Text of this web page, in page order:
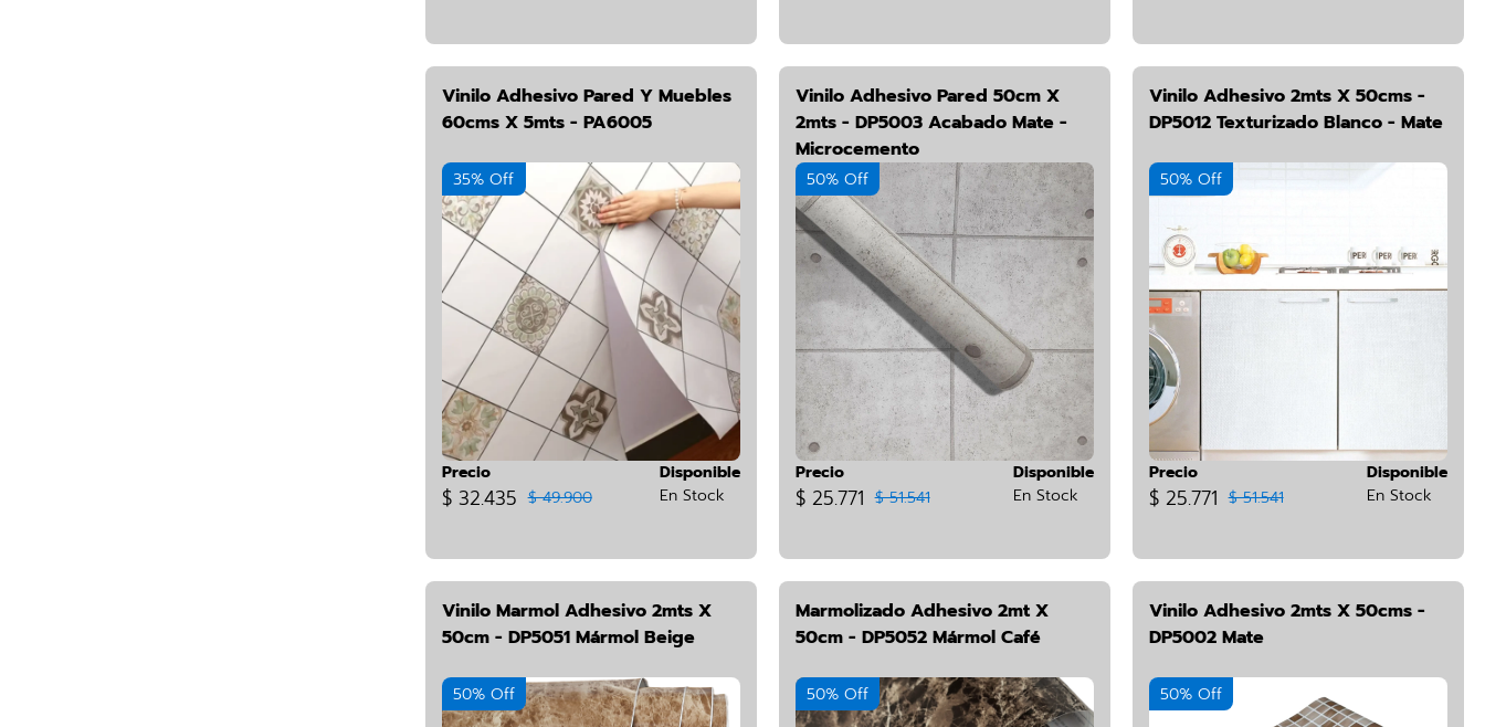
Vinilo Adhesivo Pared Y Muebles
60cms X 5mts - PA6005
35% Off
Precio
$ 32.435 $ 49.900
Disponible
En Stock
Vinilo Adhesivo Pared 50cm X
2mts - DP5003 Acabado Mate -
Microcemento
50% Off
Precio
$ 25.771 $ 51.541
Disponible
En Stock
Vinilo Adhesivo 2mts X 50cms -
DP5012 Texturizado Blanco - Mate
50% Off
Precio
$ 25.771 $ 51.541
Disponible
En Stock
Vinilo Marmol Adhesivo 2mts X
50cm - DP5051 Mármol Beige
50% Off
Marmolizado Adhesivo 2mt X
50cm - DP5052 Mármol Café
50% Off
Vinilo Adhesivo 2mts X 50cms -
DP5002 Mate
50% Off